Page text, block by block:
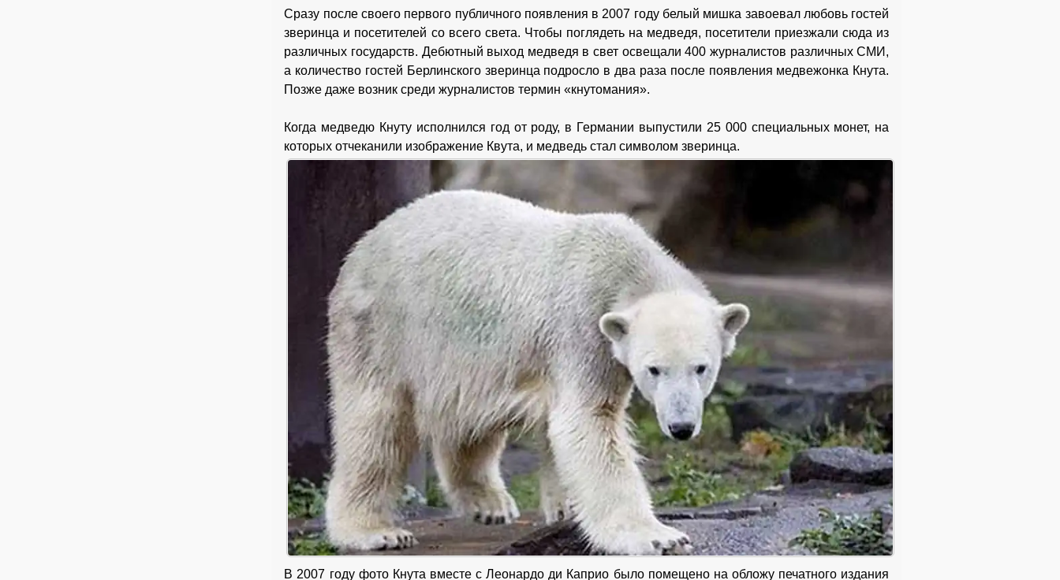
Сразу после своего первого публичного появления в 2007 году белый мишка завоевал любовь гостей
зверинца и посетителей со всего света. Чтобы поглядеть на медведя, посетители приезжали сюда из
различных государств. Дебютный выход медведя в свет освещали 400 журналистов различных СМИ,
а количество гостей Берлинского зверинца подросло в два раза после появления медвежонка Кнута.
Позже даже возник среди журналистов термин «кнутомания».
Когда медведю Кнуту исполнился год от роду, в Германии выпустили 25 000 специальных монет, на
которых отчеканили изображение Квута, и медведь стал символом зверинца.
В 2007 году фото Кнута вместе с Леонардо ди Каприо было помещено на обложу печатного издания